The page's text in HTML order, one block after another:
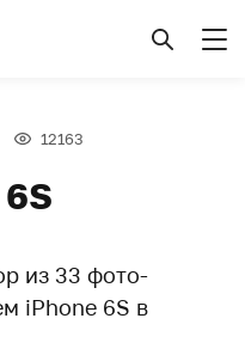
12163
из 33 фото-
iPhone 6S в